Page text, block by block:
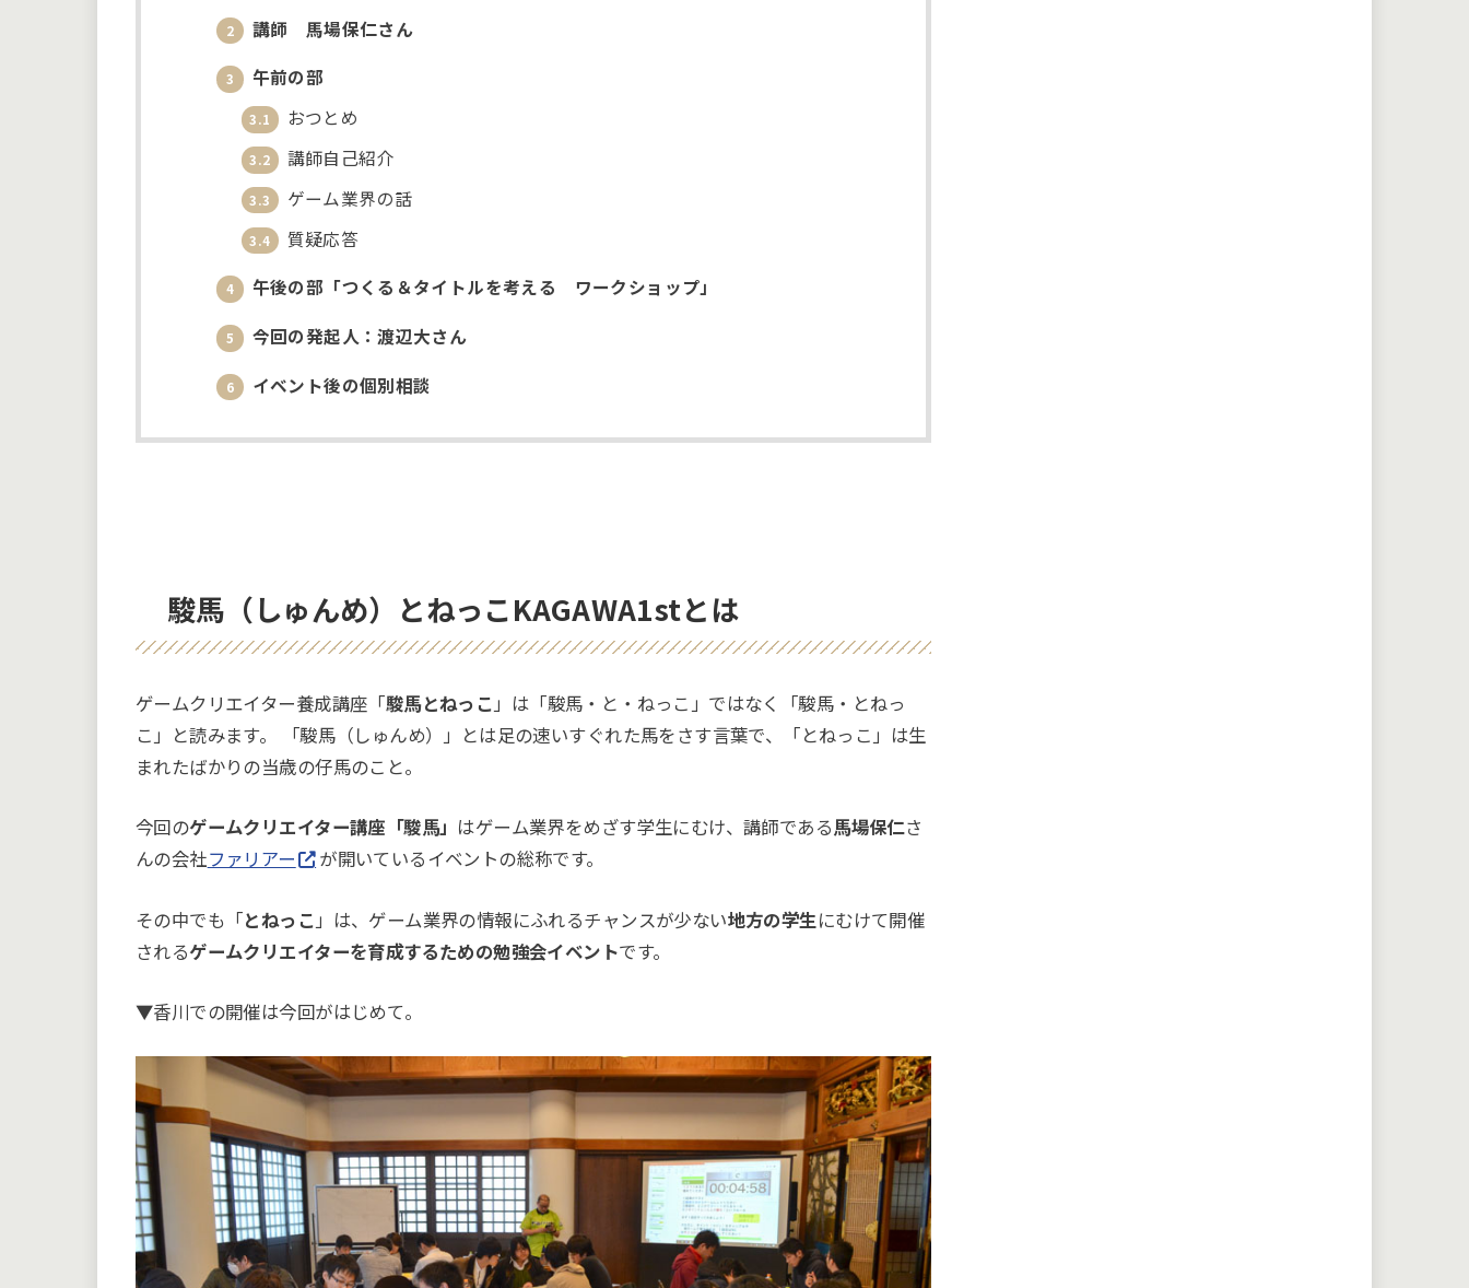
2 講師 馬場保仁さん
3 午前の部
3.1 おつとめ
3.2 講師自己紹介
3.3 ゲーム業界の話
3.4 質疑応答
4 午後の部「つくる＆タイトルを考える ワークショップ」
5 今回の発起人：渡辺大さん
6 イベント後の個別相談
駿馬（しゅんめ）とねっこKAGAWA1stとは
ゲームクリエイター養成講座「駿馬とねっこ」は「駿馬・と・ねっこ」ではなく「駿馬・とねっ
こ」と読みます。 「駿馬（しゅんめ）」とは足の速いすぐれた馬をさす言葉で、「とねっこ」は生
まれたばかりの当歳の仔馬のこと。
今回のゲームクリエイター講座「駿馬」 はゲーム業界をめざす学生にむけ、講師である馬場保仁さ
んの会社ファリアー が開いているイベントの総称です。
その中でも「とねっこ 」は、ゲーム業界の情報にふれるチャンスが少ない地方の学生にむけて開催
されるゲームクリエイターを育成するための勉強会イベントです。
▼香川での開催は今回がはじめて。